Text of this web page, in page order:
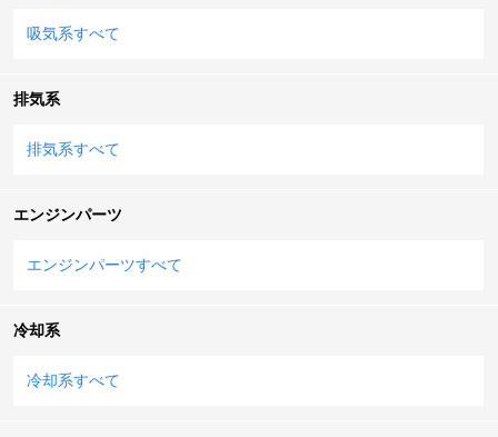
吸気系すべて
排気系
排気系すべて
エンジンパーツ
エンジンパーツすべて
冷却系
冷却系すべて